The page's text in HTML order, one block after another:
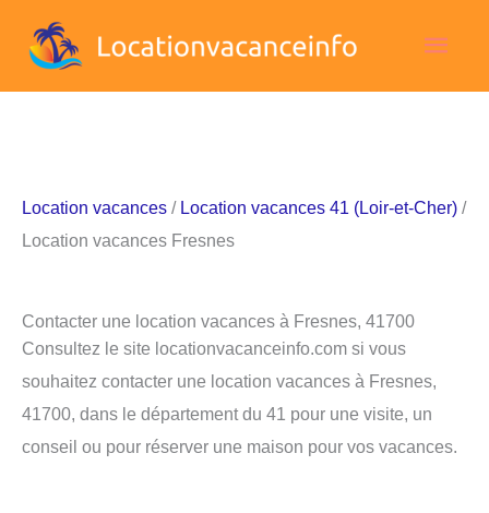
Location vacances / Location vacances 41 (Loir-et-Cher) /
Location vacances Fresnes
Contacter une location vacances à Fresnes, 41700
Consultez le site locationvacanceinfo.com si vous
souhaitez contacter une location vacances à Fresnes,
41700, dans le département du 41 pour une visite, un
conseil ou pour réserver une maison pour vos vacances.